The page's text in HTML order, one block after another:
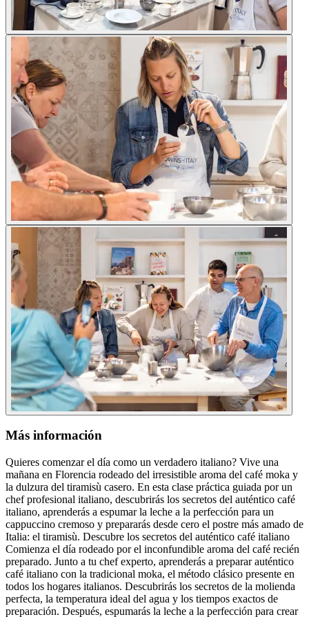
Más información
Quieres comenzar el día como un verdadero italiano? Vive una
mañana en Florencia rodeado del irresistible aroma del café moka y
la dulzura del tiramisù casero. En esta clase práctica guiada por un
chef profesional italiano, descubrirás los secretos del auténtico café
italiano, aprenderás a espumar la leche a la perfección para un
cappuccino cremoso y prepararás desde cero el postre más amado de
Italia: el tiramisù. Descubre los secretos del auténtico café italiano
Comienza el día rodeado por el inconfundible aroma del café recién
preparado. Junto a tu chef experto, aprenderás a preparar auténtico
café italiano con la tradicional moka, el método clásico presente en
todos los hogares italianos. Descubrirás los secretos de la molienda
perfecta, la temperatura ideal del agua y los tiempos exactos de
preparación. Después, espumarás la leche a la perfección para crear